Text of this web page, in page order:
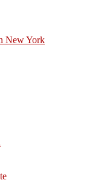
New York